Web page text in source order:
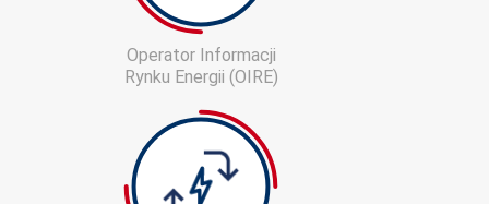
Operator Informacji
Rynku Energii (OIRE)